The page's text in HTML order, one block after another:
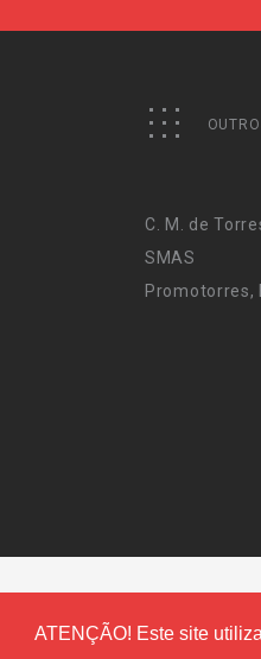
ATENÇÃO! Este site
C. M. de
SMAS
Promotorres,